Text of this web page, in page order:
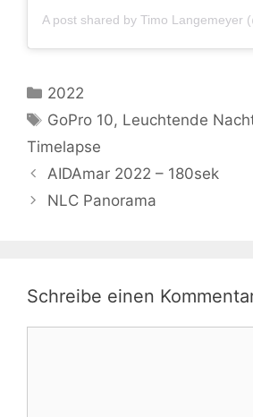
Kategorien
2022
Schlagwörter
GoPro 10, Leuchtende
Timelapse
AIDAmar 2022 – 180sek
NLC Panorama
Schreibe einen